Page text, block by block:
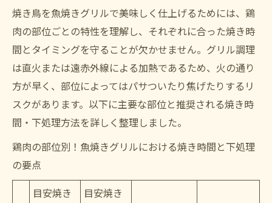
焼き鳥を魚焼きグリルで美味しく仕上げるためには、鶏
肉の部位ごとの特性を理解し、それぞれに合った焼き時
間とタイミングを守ることが欠かせません。グリル調理
は直火または遠赤外線による加熱であるため、火の通り
方が早く、部位によってはパサついたり焦げたりするリ
スクがあります。以下に主要な部位と推奨される焼き時
間・下処理方法を詳しく整理しました。
鶏肉の部位別！魚焼きグリルにおける焼き時間と下処理
の要点
目安焼き
目安焼き